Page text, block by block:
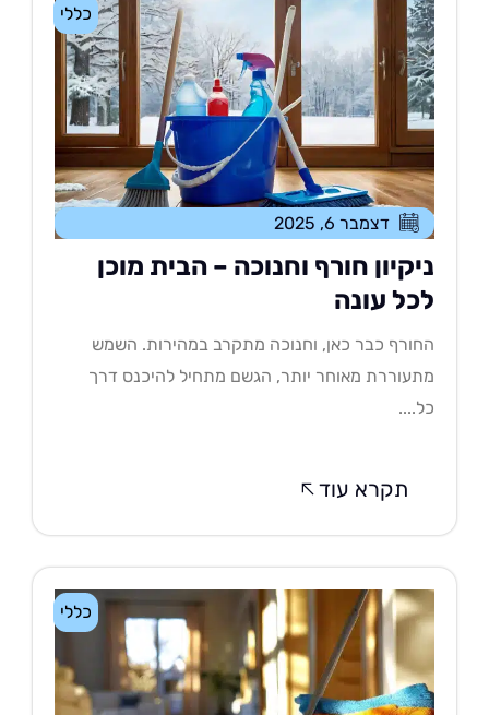
כללי
דצמבר 6, 2025
חורף וחנוכה – הבית מוכן
עונה
כבר כאן, וחנוכה מתקרב במהירות. השמש
מאוחר יותר, הגשם מתחיל להיכנס דרך
תקרא עוד
כללי